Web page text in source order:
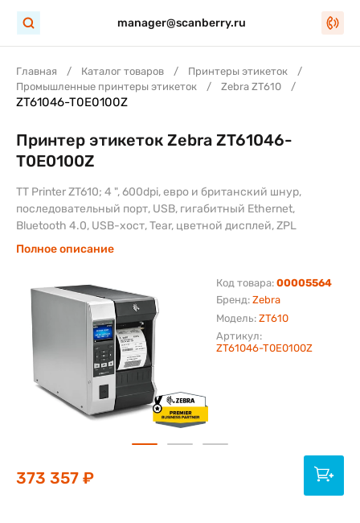
manager@scanberry.ru
Главная Каталог товаров
Принтеры этикеток
Промышленные принтеры этикеток
Zebra ZT610
ZT61046-T0E0100Z
Бренд: Zebra
Модель: ZT610
Код товара: 00005564
Артикул:
ZT61046-T0E0100Z
Принтер этикеток Zebra ZT61046-
T0E0100Z
TT Printer ZT610; 4 ", 600dpi, евро и британский шнур,
последовательный порт, USB, гигабитный Ethernet,
Bluetooth 4.0, USB-хост, Tear, цветной дисплей, ZPL
Полное описание
373 357 ₽